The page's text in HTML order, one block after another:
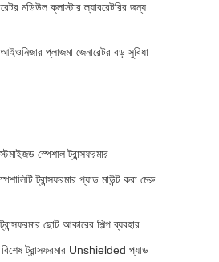
মডিউল ক্লাস্টার ল্যাবরেটরির জন্য
প্লাজমা জেনারেটর বড় সুবিধা
স্পেশাল ট্রান্সফরমার
ট্রান্সফরমার প্যাড মাউন্ট করা মেরু
ছোট আকারের শিল্প ব্যবহার
ট্রান্সফরমার Unshielded প্যাড